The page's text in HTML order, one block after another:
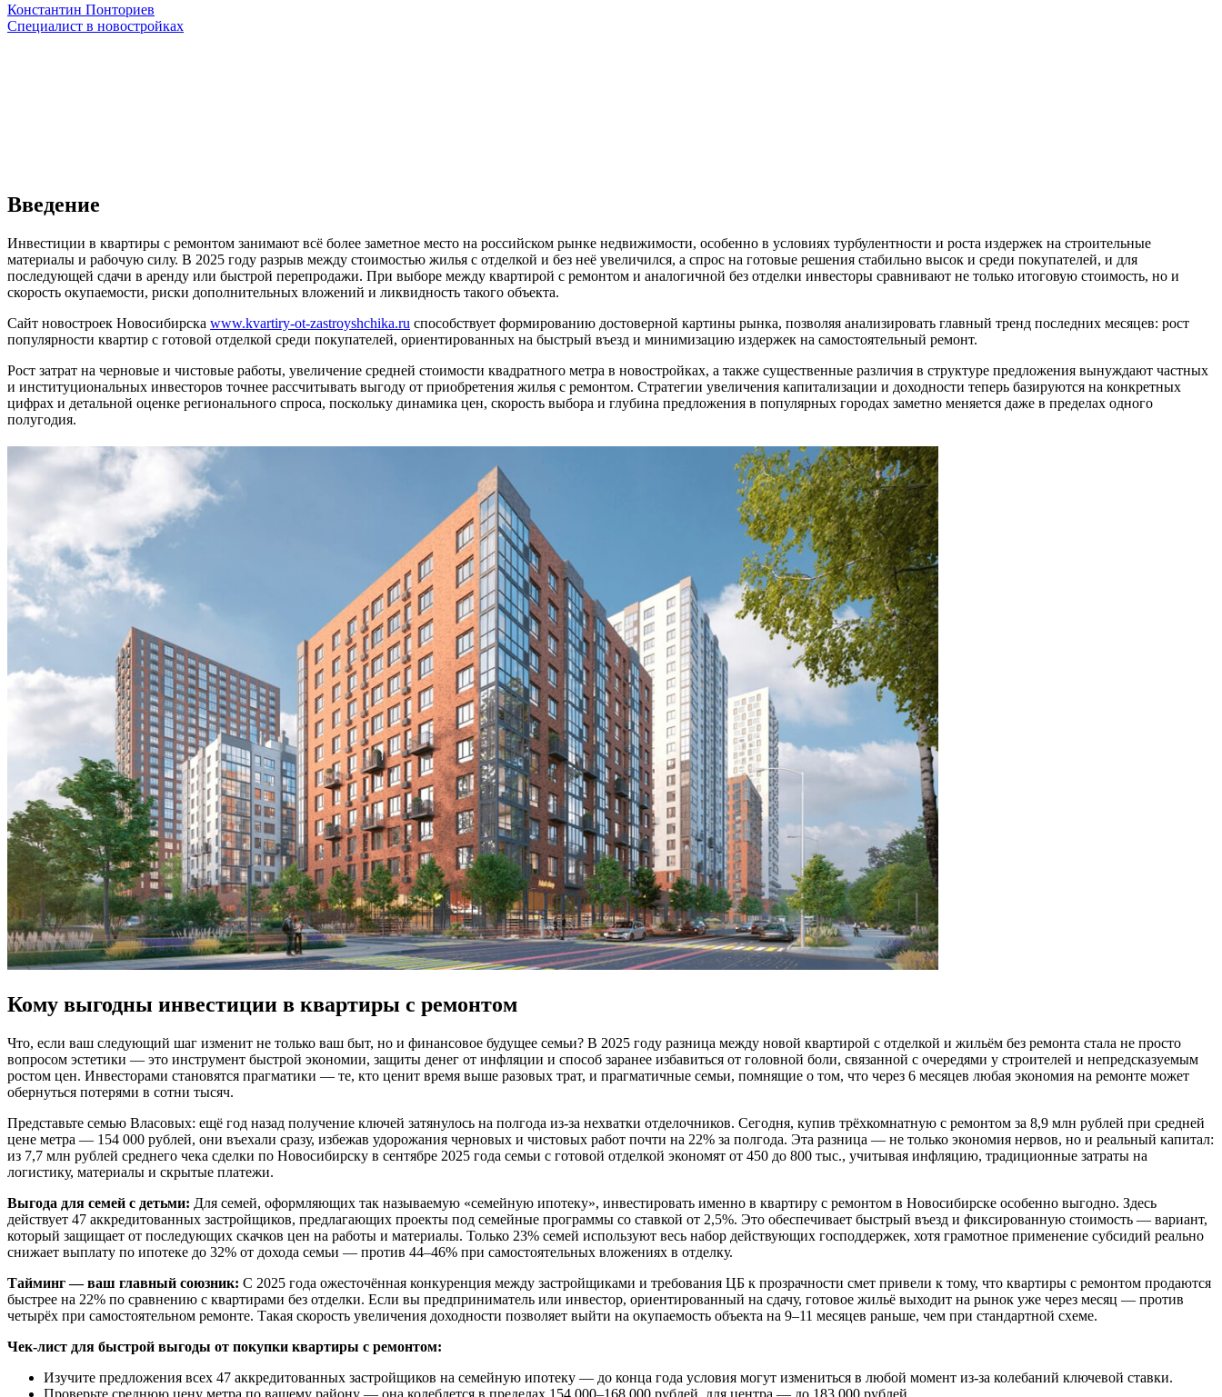
Константин Понториев
Специалист в новостройках
Введение
Инвестиции в квартиры с ремонтом занимают всё более заметное место на российском рынке недвижимости, особенно в условиях турбулентности и роста издержек на строительные
материалы и рабочую силу. В 2025 году разрыв между стоимостью жилья с отделкой и без неё увеличился, а спрос на готовые решения стабильно высок и среди покупателей, и для
последующей сдачи в аренду или быстрой перепродажи. При выборе между квартирой с ремонтом и аналогичной без отделки инвесторы сравнивают не только итоговую стоимость, но и
скорость окупаемости, риски дополнительных вложений и ликвидность такого объекта.
Сайт новостроек Новосибирска www.kvartiry-ot-zastroyshchika.ru способствует формированию достоверной картины рынка, позволяя анализировать главный тренд последних месяцев: рост
популярности квартир с готовой отделкой среди покупателей, ориентированных на быстрый въезд и минимизацию издержек на самостоятельный ремонт.
Рост затрат на черновые и чистовые работы, увеличение средней стоимости квадратного метра в новостройках, а также существенные различия в структуре предложения вынуждают частных
и институциональных инвесторов точнее рассчитывать выгоду от приобретения жилья с ремонтом. Стратегии увеличения капитализации и доходности теперь базируются на конкретных
цифрах и детальной оценке регионального спроса, поскольку динамика цен, скорость выбора и глубина предложения в популярных городах заметно меняется даже в пределах одного
полугодия.
Кому выгодны инвестиции в квартиры с ремонтом
Что, если ваш следующий шаг изменит не только ваш быт, но и финансовое будущее семьи? В 2025 году разница между новой квартирой с отделкой и жильём без ремонта стала не просто
вопросом эстетики — это инструмент быстрой экономии, защиты денег от инфляции и способ заранее избавиться от головной боли, связанной с очередями у строителей и непредсказуемым
ростом цен. Инвесторами становятся прагматики — те, кто ценит время выше разовых трат, и прагматичные семьи, помнящие о том, что через 6 месяцев любая экономия на ремонте может
обернуться потерями в сотни тысяч.
Представьте семью Власовых: ещё год назад получение ключей затянулось на полгода из-за нехватки отделочников. Сегодня, купив трёхкомнатную с ремонтом за 8,9 млн рублей при средней
цене метра — 154 000 рублей, они въехали сразу, избежав удорожания черновых и чистовых работ почти на 22% за полгода. Эта разница — не только экономия нервов, но и реальный капитал:
из 7,7 млн рублей среднего чека сделки по Новосибирску в сентябре 2025 года семьи с готовой отделкой экономят от 450 до 800 тыс., учитывая инфляцию, традиционные затраты на
логистику, материалы и скрытые платежи.
Выгода для семей с детьми: Для семей, оформляющих так называемую «семейную ипотеку», инвестировать именно в квартиру с ремонтом в Новосибирске особенно выгодно. Здесь
действует 47 аккредитованных застройщиков, предлагающих проекты под семейные программы со ставкой от 2,5%. Это обеспечивает быстрый въезд и фиксированную стоимость — вариант,
который защищает от последующих скачков цен на работы и материалы. Только 23% семей используют весь набор действующих господдержек, хотя грамотное применение субсидий реально
снижает выплату по ипотеке до 32% от дохода семьи — против 44–46% при самостоятельных вложениях в отделку.
Тайминг — ваш главный союзник: С 2025 года ожесточённая конкуренция между застройщиками и требования ЦБ к прозрачности смет привели к тому, что квартиры с ремонтом продаются
быстрее на 22% по сравнению с квартирами без отделки. Если вы предприниматель или инвестор, ориентированный на сдачу, готовое жильё выходит на рынок уже через месяц — против
четырёх при самостоятельном ремонте. Такая скорость увеличения доходности позволяет выйти на окупаемость объекта на 9–11 месяцев раньше, чем при стандартной схеме.
Чек-лист для быстрой выгоды от покупки квартиры с ремонтом:
Изучите предложения всех 47 аккредитованных застройщиков на семейную ипотеку — до конца года условия могут измениться в любой момент из-за колебаний ключевой ставки.